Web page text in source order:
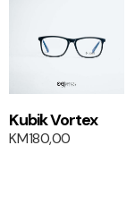
1+1
Kubik Vortex
KM180,00